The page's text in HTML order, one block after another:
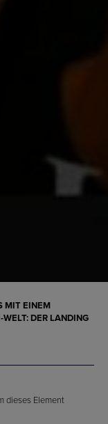
MIT EINEM
DER LANDING
dieses Element